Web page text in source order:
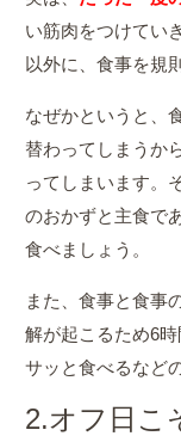
い筋肉をつけてい
以外に、食事を規
なぜかというと、
替わってしまうか
ってしまいます。
のおかずと主食で
食べましょう。
また、食事と食事
解が起こるため6
サッと食べるなど
2.オフ日こ